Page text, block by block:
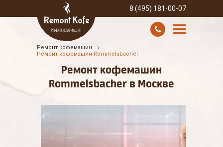
8 (495) 181-00-07
УСЛУГИ И ЦЕНЫ
Ремонт кофемашин
Ремонт кофемашин Rommelsbacher
Ремонт кофемашин
Rommelsbacher в Москве